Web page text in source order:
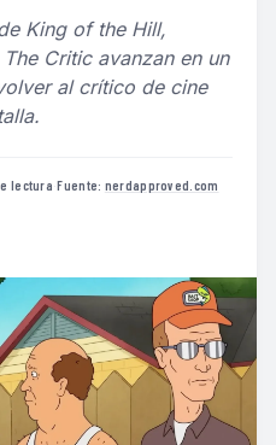
King of the Hill,
Critic avanzan en un
al crítico de cine
lectura·Fuente: nerdapproved.com